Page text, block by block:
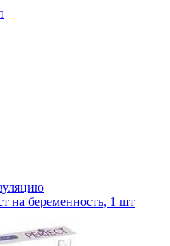
на беременность, 1 шт